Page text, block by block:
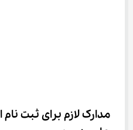
مدارک لازم برای ثبت